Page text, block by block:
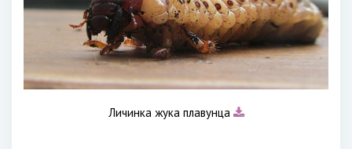
Личинка жука плавунца